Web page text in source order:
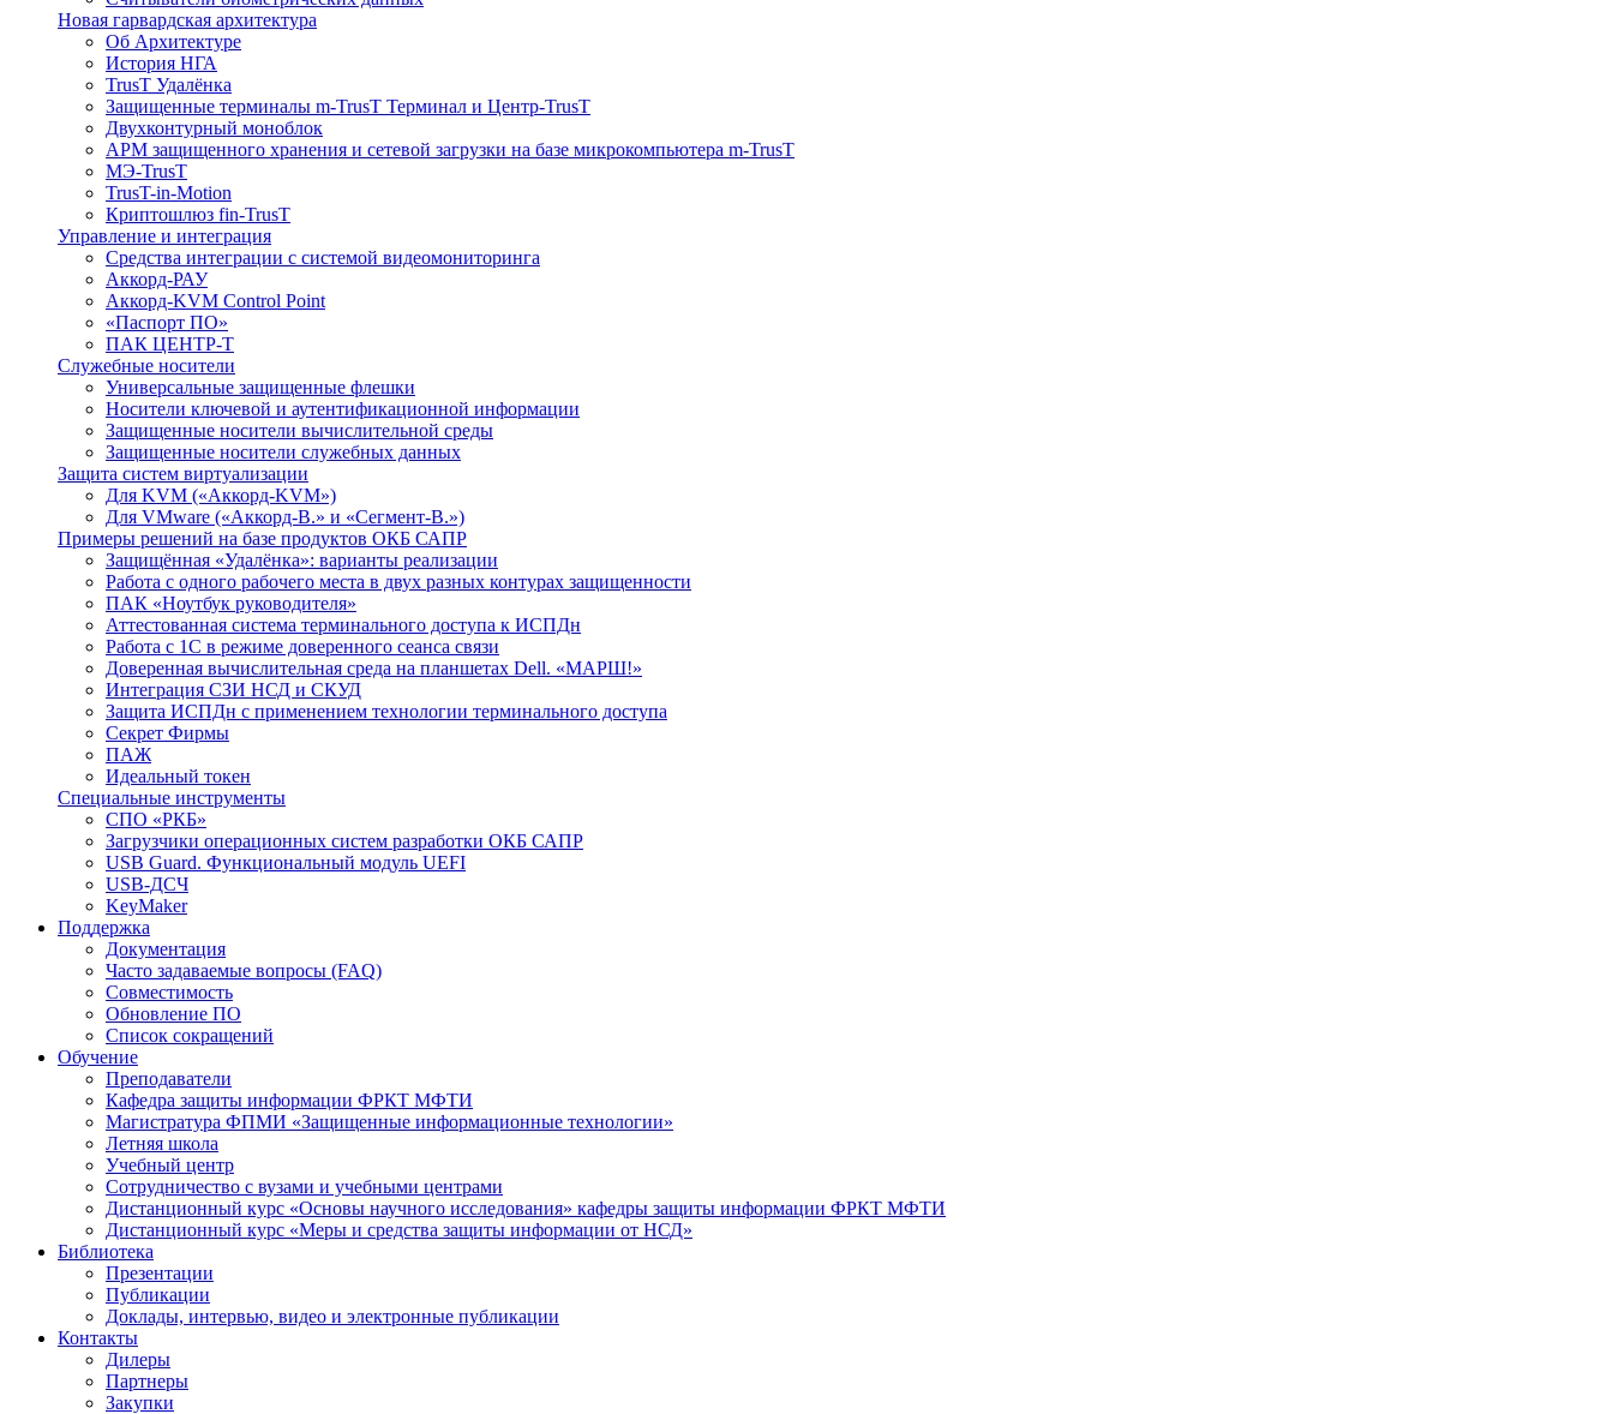
Новая гарвардская архитектура
Об Архитектуре
История НГА
TrusT Удалёнка
Защищенные терминалы m-TrusT Терминал и Центр-TrusT
Двухконтурный моноблок
АРМ защищенного хранения и сетевой загрузки на базе микрокомпьютера m-TrusT
МЭ-TrusT
TrusT-in-Motion
Криптошлюз fin-TrusT
Управление и интеграция
Средства интеграции с системой видеомониторинга
Аккорд-РАУ
Аккорд-KVM Control Point
«Паспорт ПО»
ПАК ЦЕНТР-Т
Служебные носители
Универсальные защищенные флешки
Носители ключевой и аутентификационной информации
Защищенные носители вычислительной среды
Защищенные носители служебных данных
Защита систем виртуализации
Для KVM («Аккорд-KVM»)
Для VMware («Аккорд-В.» и «Сегмент-В.»)
Примеры решений на базе продуктов ОКБ САПР
Защищённая «Удалёнка»: варианты реализации
Работа с одного рабочего места в двух разных контурах защищенности
ПАК «Ноутбук руководителя»
Аттестованная система терминального доступа к ИСПДн
Работа с 1С в режиме доверенного сеанса связи
Доверенная вычислительная среда на планшетах Dell. «МАРШ!»
Интеграция СЗИ НСД и СКУД
Защита ИСПДн с применением технологии терминального доступа
Секрет Фирмы
ПАЖ
Идеальный токен
Специальные инструменты
СПО «РКБ»
Загрузчики операционных систем разработки ОКБ САПР
USB Guard. Функциональный модуль UEFI
USB-ДСЧ
KeyMaker
Поддержка
Документация
Часто задаваемые вопросы (FAQ)
Совместимость
Обновление ПО
Список сокращений
Обучение
Преподаватели
Кафедра защиты информации ФРКТ МФТИ
Магистратура ФПМИ «Защищенные информационные технологии»
Летняя школа
Учебный центр
Сотрудничество с вузами и учебными центрами
Дистанционный курс «Основы научного исследования» кафедры защиты информации ФРКТ МФТИ
Дистанционный курс «Меры и средства защиты информации от НСД»
Библиотека
Презентации
Публикации
Доклады, интервью, видео и электронные публикации
Контакты
Дилеры
Партнеры
Закупки